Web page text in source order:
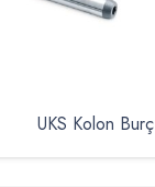
UKS Kolon Burç